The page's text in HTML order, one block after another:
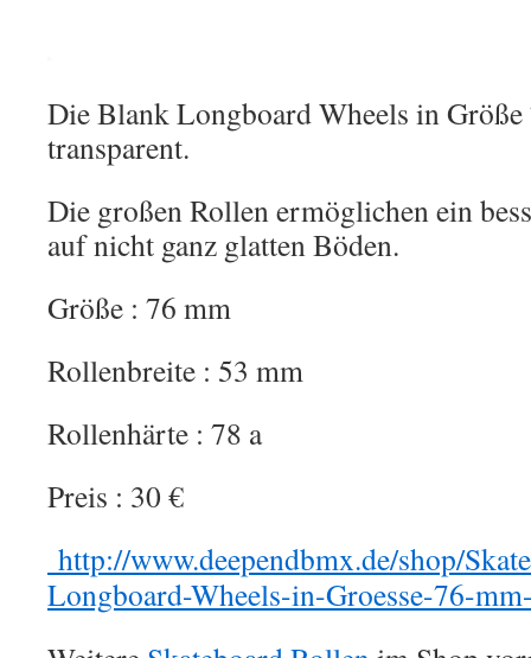
Die Blank Longboard Wheels in
transparent.
Die großen Rollen ermöglichen ein
auf nicht ganz glatten Böden.
Größe : 76 mm
Rollenbreite : 53 mm
Rollenhärte : 78 a
Preis : 30 €
http://www.deependbmx.de/shop/
Longboard-Wheels-in-Groesse-76-